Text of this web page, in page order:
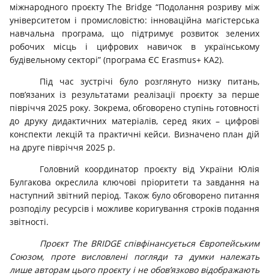
міжнародного проєкту The Bridge “Подолання розриву між
університетом і промисловістю: інноваційна магістерська
навчальна програма, що підтримує розвиток зелених
робочих місць і цифрових навичок в українському
будівельному секторі” (програма ЄС Erasmus+ KA2).
Під час зустрічі було розглянуто низку питань,
пов’язаних із результатами реалізації проєкту за перше
півріччя 2025 року. Зокрема, обговорено ступінь готовності
до друку дидактичних матеріалів, серед яких – цифрові
конспекти лекцій та практичні кейси. Визначено план дій
на друге півріччя 2025 р.
Головний координатор проєкту від України Юлія
Булгакова окреслила ключові пріоритети та завдання на
наступний звітний період. Також було обговорено питання
розподілу ресурсів і можливе коригування строків подання
звітності.
Проєкт The BRIDGE співфінансується Європейським
Союзом, проте висловлені погляди та думки належать
лише авторам цього проєкту і не обов’язково відображають